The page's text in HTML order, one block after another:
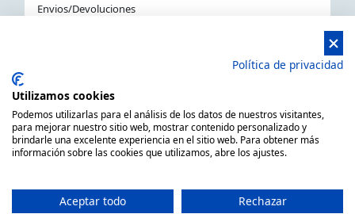
Envios/Devoluciones
La Tienda Náutica en Barcelona
C/ Primer de Maig 6, 08980 Sant Feliu de Llobregat,
Barcelona (España)
Política de privacidad
Utilizamos cookies
Podemos utilizarlas para el análisis de los datos de nuestros visitantes,
para mejorar nuestro sitio web, mostrar contenido personalizado y
brindarle una excelente experiencia en el sitio web. Para obtener más
información sobre las cookies que utilizamos, abre los ajustes.
Aceptar todo Rechazar